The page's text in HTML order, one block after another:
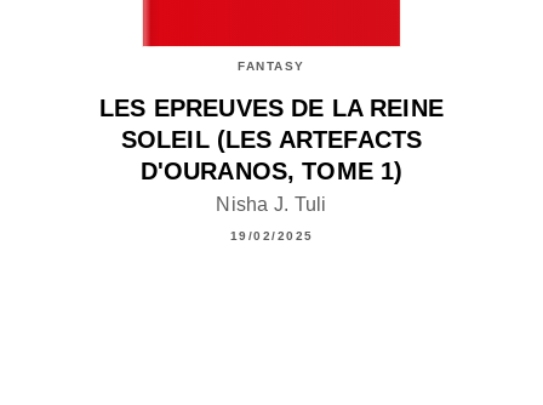
FANTASY
LES EPREUVES DE LA REINE
SOLEIL (LES ARTEFACTS
D'OURANOS, TOME 1)
Nisha J. Tuli
19/02/2025